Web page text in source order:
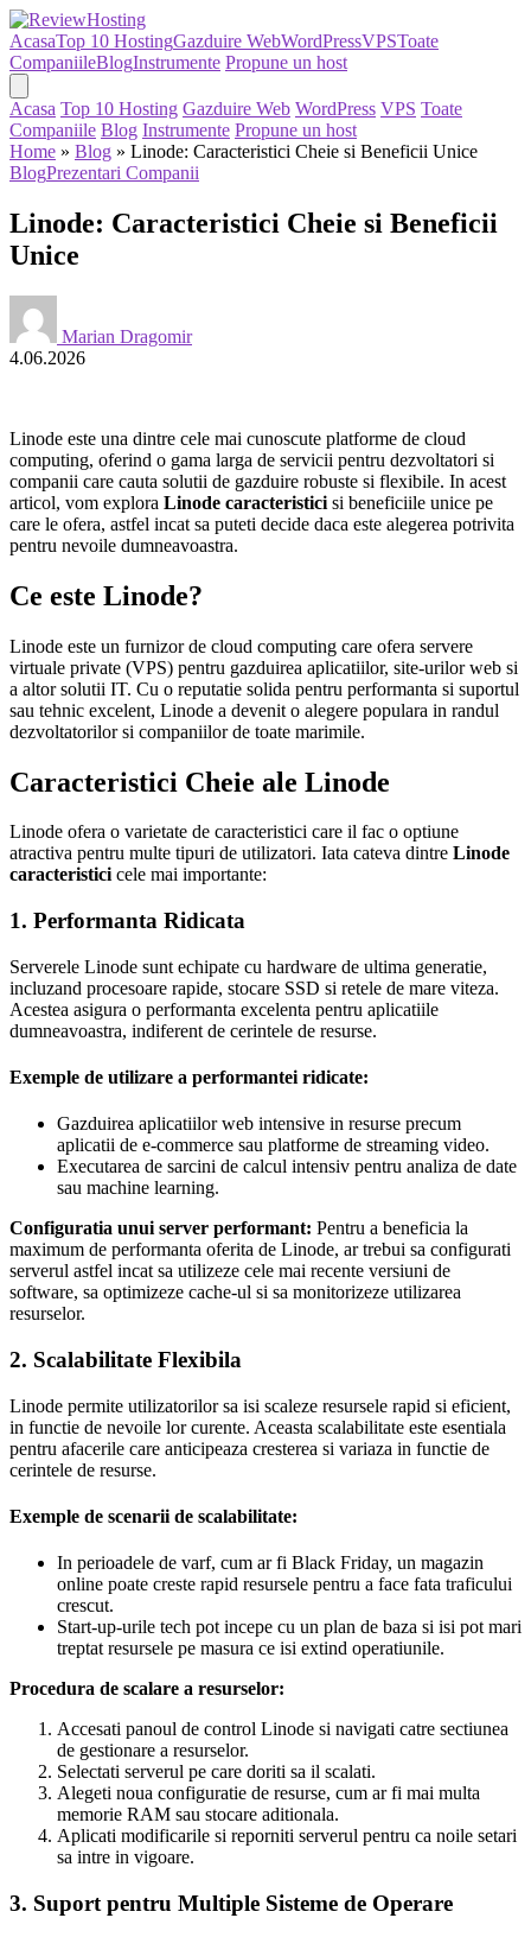
AcasaTop 10 HostingGazduire WebWordPressVPSToate
CompaniileBlogInstrumente Propune un host
Acasa Top 10 Hosting Gazduire Web WordPress VPS Toate
Companiile Blog Instrumente Propune un host
Home » Blog » Linode: Caracteristici Cheie si Beneficii Unice
BlogPrezentari Companii
Linode: Caracteristici Cheie si Beneficii
Unice
Marian Dragomir
4.06.2026
Linode este una dintre cele mai cunoscute platforme de cloud
computing, oferind o gama larga de servicii pentru dezvoltatori si
companii care cauta solutii de gazduire robuste si flexibile. In acest
articol, vom explora Linode caracteristici si beneficiile unice pe
care le ofera, astfel incat sa puteti decide daca este alegerea potrivita
pentru nevoile dumneavoastra.
Ce este Linode?
Linode este un furnizor de cloud computing care ofera servere
virtuale private (VPS) pentru gazduirea aplicatiilor, site-urilor web si
a altor solutii IT. Cu o reputatie solida pentru performanta si suportul
sau tehnic excelent, Linode a devenit o alegere populara in randul
dezvoltatorilor si companiilor de toate marimile.
Caracteristici Cheie ale Linode
Linode ofera o varietate de caracteristici care il fac o optiune
atractiva pentru multe tipuri de utilizatori. Iata cateva dintre Linode
caracteristicicele mai importante:
1. Performanta Ridicata
Serverele Linode sunt echipate cu hardware de ultima generatie,
incluzand procesoare rapide, stocare SSD si retele de mare viteza.
Acestea asigura o performanta excelenta pentru aplicatiile
dumneavoastra, indiferent de cerintele de resurse.
Exemple de utilizare a performantei ridicate:
Gazduirea aplicatiilor web intensive in resurse precum
aplicatii de e-commerce sau platforme de streaming video.
Executarea de sarcini de calcul intensiv pentru analiza de date
sau machine learning.
Configuratia unui server performant: Pentru a beneficia la
maximum de performanta oferita de Linode, ar trebui sa configurati
serverul astfel incat sa utilizeze cele mai recente versiuni de
software, sa optimizeze cache-ul si sa monitorizeze utilizarea
resurselor.
2. Scalabilitate Flexibila
Linode permite utilizatorilor sa isi scaleze resursele rapid si eficient,
in functie de nevoile lor curente. Aceasta scalabilitate este esentiala
pentru afacerile care anticipeaza cresterea si variaza in functie de
cerintele de resurse.
Exemple de scenarii de scalabilitate:
In perioadele de varf, cum ar fi Black Friday, un magazin
online poate creste rapid resursele pentru a face fata traficului
crescut.
Start-up-urile tech pot incepe cu un plan de baza si isi pot mari
treptat resursele pe masura ce isi extind operatiunile.
Procedura de scalare a resurselor:
Accesati panoul de control Linode si navigati catre sectiunea
de gestionare a resurselor.
Selectati serverul pe care doriti sa il scalati.
Alegeti noua configuratie de resurse, cum ar fi mai multa
memorie RAM sau stocare aditionala.
Aplicati modificarile si reporniti serverul pentru ca noile setari
sa intre in vigoare.
3. Suport pentru Multiple Sisteme de Operare